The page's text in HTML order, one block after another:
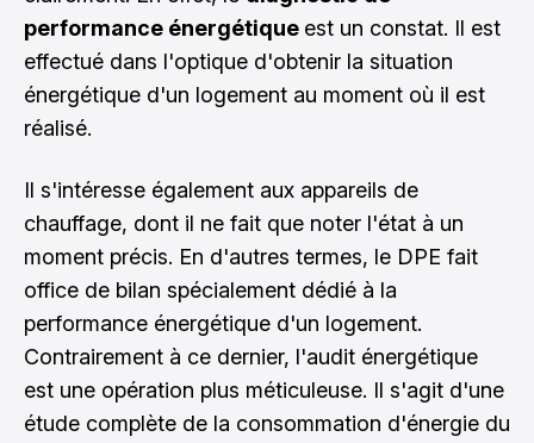
performance énergétique est un constat. Il est
effectué dans l'optique d'obtenir la situation
énergétique d'un logement au moment où il est
réalisé.
Il s'intéresse également aux appareils de
chauffage, dont il ne fait que noter l'état à un
moment précis. En d'autres termes, le DPE fait
office de bilan spécialement dédié à la
performance énergétique d'un logement.
Contrairement à ce dernier, l'audit énergétique
est une opération plus méticuleuse. Il s'agit d'une
étude complète de la consommation d'énergie du